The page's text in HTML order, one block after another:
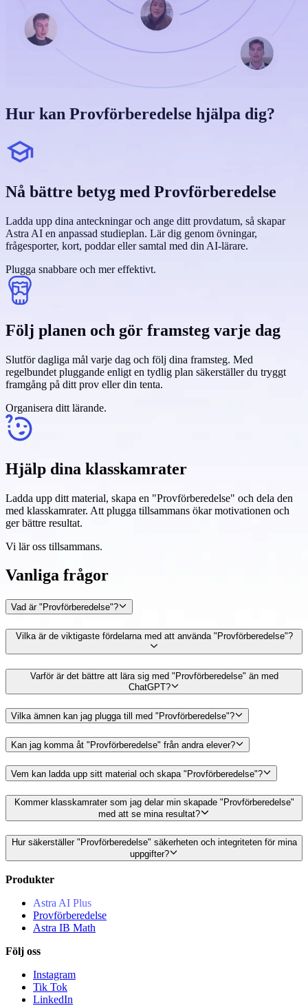
Hur kan Provförberedelse hjälpa dig?
Nå bättre betyg med Provförberedelse
Ladda upp dina anteckningar och ange ditt provdatum, så skapar
Astra AI en anpassad studieplan. Lär dig genom övningar,
frågesporter, kort, poddar eller samtal med din AI-lärare.
Plugga snabbare och mer effektivt.
Följ planen och gör framsteg varje dag
Slutför dagliga mål varje dag och följ dina framsteg. Med
regelbundet pluggande enligt en tydlig plan säkerställer du tryggt
framgång på ditt prov eller din tenta.
Organisera ditt lärande.
Hjälp dina klasskamrater
Ladda upp ditt material, skapa en "Provförberedelse" och dela den
med klasskamrater. Att plugga tillsammans ökar motivationen och
ger bättre resultat.
Vi lär oss tillsammans.
Vanliga frågor
Vad är "Provförberedelse"?
Vilka är de viktigaste fördelarna med att använda "Provförberedelse"?
Varför är det bättre att lära sig med "Provförberedelse" än med
ChatGPT?
Vilka ämnen kan jag plugga till med "Provförberedelse"?
Kan jag komma åt "Provförberedelse" från andra elever?
Vem kan ladda upp sitt material och skapa "Provförberedelse"?
Kommer klasskamrater som jag delar min skapade "Provförberedelse"
med att se mina resultat?
Hur säkerställer "Provförberedelse" säkerheten och integriteten för mina
uppgifter?
Produkter
Astra AI Plus
Provförberedelse
Astra IB Math
Följ oss
Instagram
Tik Tok
LinkedIn